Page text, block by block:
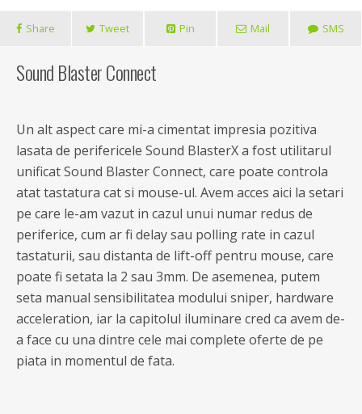
Share Tweet Pin Mail SMS
Sound Blaster Connect
Un alt aspect care mi-a cimentat impresia pozitiva
lasata de perifericele Sound BlasterX a fost utilitarul
unificat Sound Blaster Connect, care poate controla
atat tastatura cat si mouse-ul. Avem acces aici la setari
pe care le-am vazut in cazul unui numar redus de
periferice, cum ar fi delay sau polling rate in cazul
tastaturii, sau distanta de lift-off pentru mouse, care
poate fi setata la 2 sau 3mm. De asemenea, putem
seta manual sensibilitatea modului sniper, hardware
acceleration, iar la capitolul iluminare cred ca avem de-
a face cu una dintre cele mai complete oferte de pe
piata in momentul de fata.